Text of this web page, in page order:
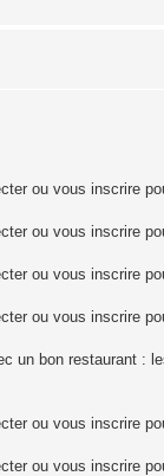
ou vous inscrire
ou vous inscrire
ou vous inscrire
ou vous inscrire
un bon restaurant :
ou vous inscrire
ou vous inscrire